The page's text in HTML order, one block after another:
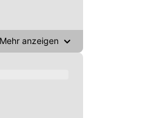
Mehr anzeigen